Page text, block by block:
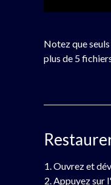
Notez que
plus de 5
Ouvrez et
Appuyez sur